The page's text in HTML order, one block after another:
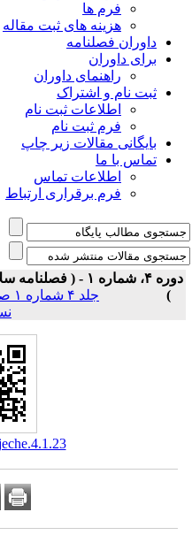
فرم ها
هزینه های ثبت مقاله
داوران فصلنامه
برای داوران
راهنمای داوران
ثبت نام و اشتراک
اطلاعات ثبت نام
فرم ثبت نام
بایگانی مقالات زیر چاپ
تماس با ما
اطلاعات تماس
فرم برقراری ارتباط
جلد ۴ شماره ۱ صفحات ۳۸-۲۳
jeche.4.1.23